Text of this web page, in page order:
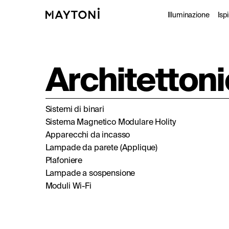
Illuminazione
Da
Da
Da interno
Da esterno
Sistemi di binari
Sistema Magnetico Modulare Holity
Apparecchi da incasso
Lampade da parete (Applique)
Plafoniere
Lampade a sospensione
Moduli Wi-Fi